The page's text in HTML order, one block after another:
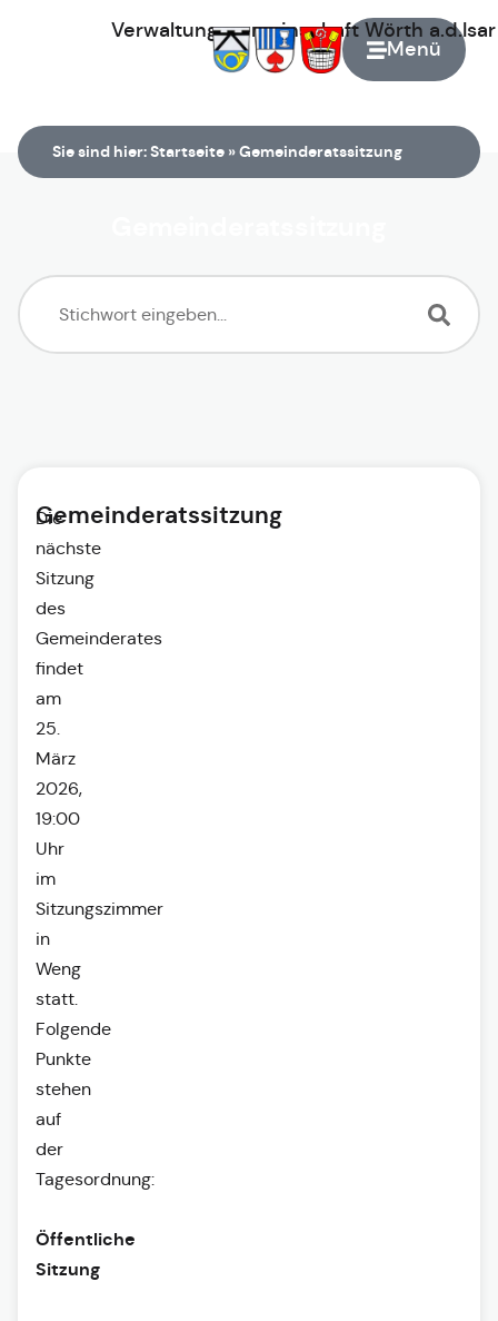
Menü
Verwaltungsgemeinschaft Wörth
Sie sind hier:Startseite »Gemeinderatssitzung
Gemeinderatssitzung
Die
nächste
Sitzung
des
Gemeinderates
findet
am
25.
März
2026,
19:00
Uhr
im
Sitzungszimmer
in
Weng
statt.
Folgende
Punkte
stehen
auf
der
Tagesordnung:
Öffentliche
Sitzung